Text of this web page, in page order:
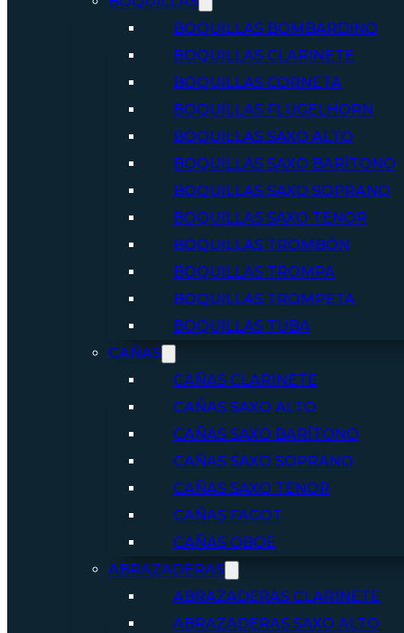
BOQUILLAS BOMBARDINO
BOQUILLAS CLARINETE
BOQUILLAS CORNETA
BOQUILLAS FLUGELHORN
BOQUILLAS SAXO ALTO
BOQUILLAS SAXO BARÍTONO
BOQUILLAS SAXO SOPRANO
BOQUILLAS SAXO TENOR
BOQUILLAS TROMBÓN
BOQUILLAS TROMPA
BOQUILLAS TROMPETA
BOQUILLAS TUBA
CAÑAS
CAÑAS CLARINETE
CAÑAS SAXO ALTO
CAÑAS SAXO BARÍTONO
CAÑAS SAXO SOPRANO
CAÑAS SAXO TENOR
CAÑAS FAGOT
CAÑAS OBOE
ABRAZADERAS
ABRAZADERAS CLARINETE
ABRAZADERAS SAXO ALTO